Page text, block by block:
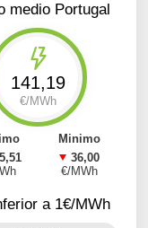
medio Portugal
141,19
€/MWh
Minimo
36,00
€/MWh
a 1€/MWh